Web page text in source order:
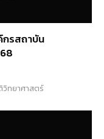
กรสถาบัน
วิทยาศาสตร์